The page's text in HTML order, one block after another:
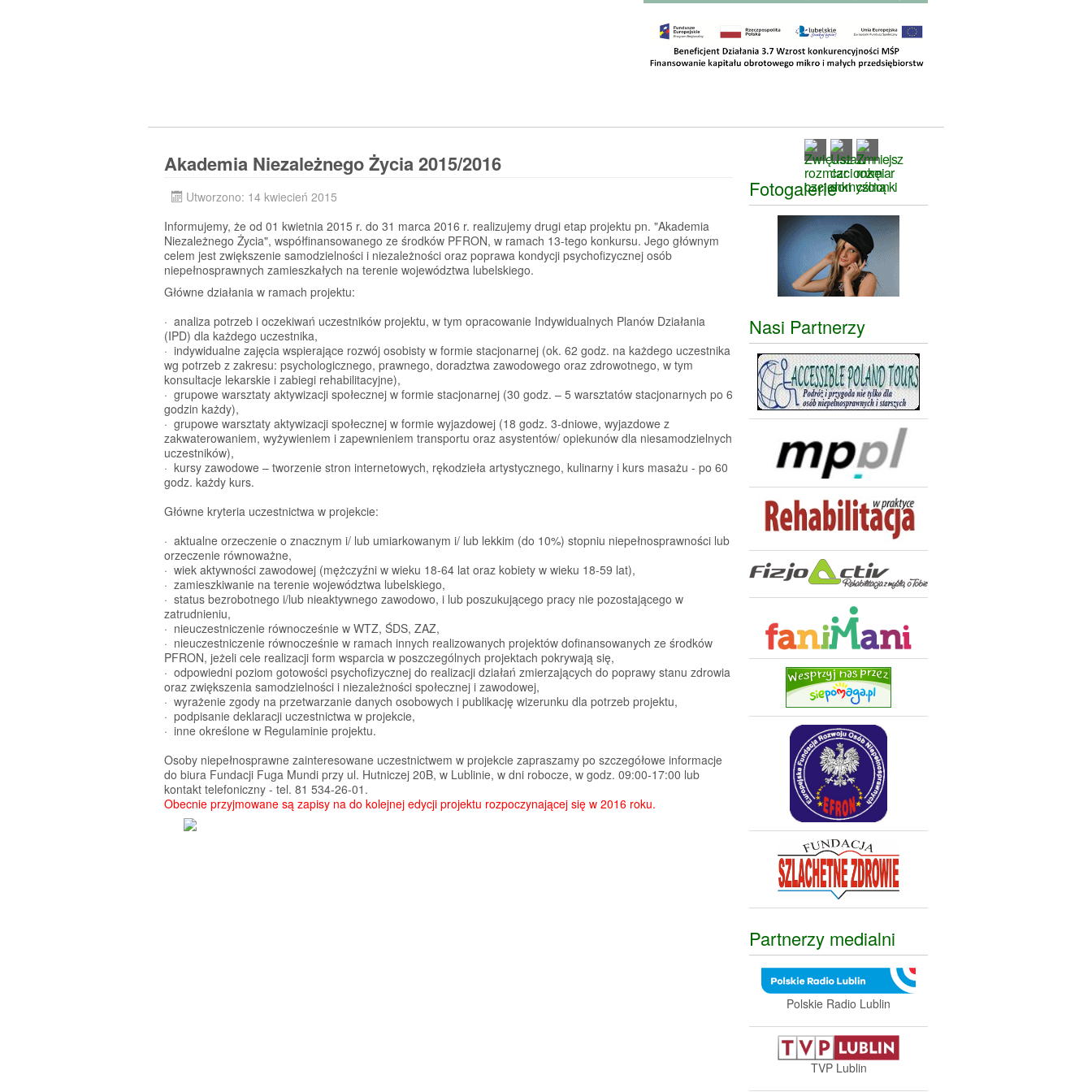
Akademia Niezależnego Życia 2015/2016
Utworzono: 14 kwiecień 2015
Informujemy, że od 01 kwietnia 2015 r. do 31 marca 2016 r. realizujemy drugi etap projektu pn. "Akademia
Niezależnego Życia", współfinansowanego ze środków PFRON, w ramach 13-tego konkursu. Jego głównym
celem jest zwiększenie samodzielności i niezależności oraz poprawa kondycji psychofizycznej osób
niepełnosprawnych zamieszkałych na terenie województwa lubelskiego.
Główne działania w ramach projektu:
· analiza potrzeb i oczekiwań uczestników projektu, w tym opracowanie Indywidualnych Planów Działania
(IPD) dla każdego uczestnika,
· indywidualne zajęcia wspierające rozwój osobisty w formie stacjonarnej (ok. 62 godz. na każdego uczestnika
wg potrzeb z zakresu: psychologicznego, prawnego, doradztwa zawodowego oraz zdrowotnego, w tym
konsultacje lekarskie i zabiegi rehabilitacyjne),
· grupowe warsztaty aktywizacji społecznej w formie stacjonarnej (30 godz. – 5 warsztatów stacjonarnych po 6
godzin każdy),
· grupowe warsztaty aktywizacji społecznej w formie wyjazdowej (18 godz. 3-dniowe, wyjazdowe z
zakwaterowaniem, wyżywieniem i zapewnieniem transportu oraz asystentów/ opiekunów dla niesamodzielnych
uczestników),
· kursy zawodowe – tworzenie stron internetowych, rękodzieła artystycznego, kulinarny i kurs masażu - po 60
godz. każdy kurs.
Główne kryteria uczestnictwa w projekcie:
· aktualne orzeczenie o znacznym i/ lub umiarkowanym i/ lub lekkim (do 10%) stopniu niepełnosprawności lub
orzeczenie równoważne,
· wiek aktywności zawodowej (mężczyźni w wieku 18-64 lat oraz kobiety w wieku 18-59 lat),
· zamieszkiwanie na terenie województwa lubelskiego,
· status bezrobotnego i/lub nieaktywnego zawodowo, i lub poszukującego pracy nie pozostającego w
zatrudnieniu,
· nieuczestniczenie równocześnie w WTZ, ŚDS, ZAZ,
· nieuczestniczenie równocześnie w ramach innych realizowanych projektów dofinansowanych ze środków
PFRON, jeżeli cele realizacji form wsparcia w poszczególnych projektach pokrywają się,
· odpowiedni poziom gotowości psychofizycznej do realizacji działań zmierzających do poprawy stanu zdrowia
oraz zwiększenia samodzielności i niezależności społecznej i zawodowej,
· wyrażenie zgody na przetwarzanie danych osobowych i publikację wizerunku dla potrzeb projektu,
· podpisanie deklaracji uczestnictwa w projekcie,
· inne określone w Regulaminie projektu.
Osoby niepełnosprawne zainteresowane uczestnictwem w projekcie zapraszamy po szczegółowe informacje
do biura Fundacji Fuga Mundi przy ul. Hutniczej 20B, w Lublinie, w dni robocze, w godz. 09:00-17:00 lub
kontakt telefoniczny - tel. 81 534-26-01.
Obecnie przyjmowane są zapisy na do kolejnej edycji projektu rozpoczynającej się w 2016 roku.
Fotogalerie
Nasi Partnerzy
Partnerzy medialni
Polskie Radio Lublin
TVP Lublin